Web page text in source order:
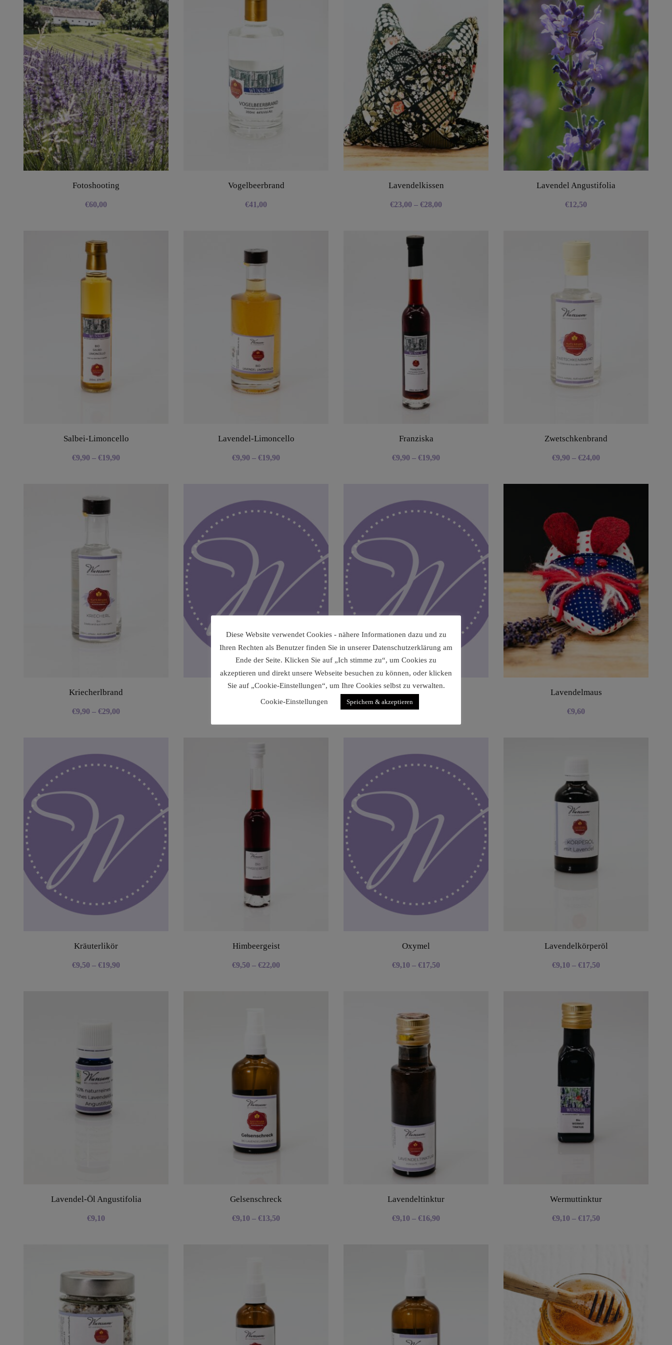
Fotoshooting
€60,00
Vogelbeerbrand
€41,00
Lavendelkissen
€23,00 – €28,00
Lavendel Angustifolia
€12,50
Salbei-Limoncello
€9,90 – €19,90
Lavendel-Limoncello
€9,90 – €19,90
Franziska
€9,90 – €19,90
Zwetschkenbrand
€9,90 – €24,00
Kriecherlbrand
€9,90 – €29,00
Lavendeleule Lavendelkatze
€9,60
Lavendelmaus
€9,60
Kräuterlikör
€9,50 – €19,90
Himbeergeist
€9,50 – €22,00
Oxymel
€9,10 – €17,50
Lavendelkörperöl
€9,10 – €17,50
Lavendel-Öl Angustifolia
€9,10
Gelsenschreck
€9,10 – €13,50
Lavendeltinktur
€9,10 – €16,90
Wermuttinktur
€9,10 – €17,50
Diese Website verwendet Cookies - nähere Informationen dazu und zu
Ihren Rechten als Benutzer finden Sie in unserer Datenschutzerklärung am
Ende der Seite. Klicken Sie auf „Ich stimme zu“, um Cookies zu
akzeptieren und direkt unsere Webseite besuchen zu können, oder klicken
Sie auf „Cookie-Einstellungen“, um Ihre Cookies selbst zu verwalten.
Cookie-Einstellungen
Speichern & akzeptieren